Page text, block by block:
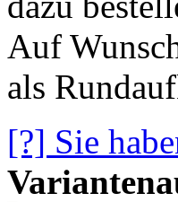
Auf
als
[?] Sie